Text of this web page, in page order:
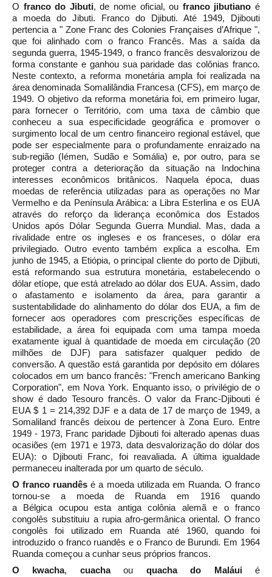
O franco do Jibuti, de nome oficial, ou franco jibutiano é
a
moeda do Jibuti. Franco do Djibuti. Até 1949, Djibouti
pertencia a " Zone Franc des Colonies Françaises d’Afrique ",
que foi alinhado com o franco Francês. Mas a saída da
segunda guerra, 1945-1949, o franco francês desvalorizou de
forma constante e ganhou sua paridade das colônias franco.
Neste contexto, a reforma monetária ampla foi realizada na
área denominada Somalilândia Francesa (CFS), em março de
1949. O objetivo da reforma monetária foi, em primeiro lugar,
para fornecer o Território, com uma taxa de câmbio que
conheceu a sua especificidade geográfica e promover o
surgimento local de um centro financeiro regional estável, que
pode ser especialmente para o profundamente enraizado na
sub-região (Iémen, Sudão e Somália) e, por outro, para se
proteger contra a deterioração da situação na Indochina
interesses econômicos britânicos. Naquela época, duas
moedas de referência utilizadas para as operações no Mar
Vermelho e da Península Arábica: a Libra Esterlina e os EUA
através do reforço da liderança econômica dos Estados
Unidos após Dólar Segunda Guerra Mundial. Mas, dada a
rivalidade entre os ingleses e os franceses, o dólar era
privilegiado. Outro evento também explica a escolha. Em
junho de 1945, a Etiópia, o principal cliente do porto de Djibuti,
está reformando sua estrutura monetária, estabelecendo o
dólar etíope, que está atrelado ao dólar dos EUA. Assim, dado
o afastamento e isolamento da área, para garantir a
sustentabilidade do alinhamento do dólar dos EUA, a fim de
fornecer aos operadores com prescrições específicas de
estabilidade, a área foi equipada com uma tampa moeda
exatamente igual à quantidade de moeda em circulação (20
milhões de DJF) para satisfazer qualquer pedido de
conversão. A questão está garantida por depósito em dólares
colocados em um banco francês: "French americano Banking
Corporation", em Nova York. Enquanto isso, o privilégio de o
show é dado Tesouro francês. O valor da Franc-Djibouti é
EUA $ 1 = 214,392 DJF e a data de 17 de março de 1949, a
Somaliland francês deixou de pertencer à Zona Euro. Entre
1949 - 1973, Franc paridade Djibouti foi alterado apenas duas
ocasiões (em 1971 e 1973, data desvalorização do dólar dos
EUA): o Djibouti Franc, foi reavaliada. A última igualdade
permaneceu inalterada por um quarto de século.
O franco ruandês é a moeda utilizada em Ruanda. O franco
tornou-se a moeda de Ruanda em 1916 quando
a
Bélgica ocupou esta antiga colônia alemã e o
franco
congolês substituiu a rupia afro-germânica oriental. O franco
congolês foi utilizado em Ruanda até 1960, quando foi
introduzido o franco ruandês e o Franco de Burundi. Em 1964
Ruanda começou a cunhar seus próprios francos.
O
kwacha, cuacha ou quacha do Maláui
é